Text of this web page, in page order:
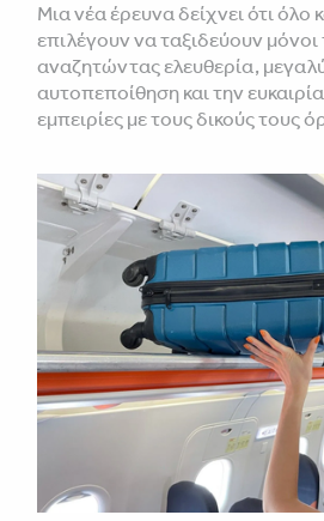
Μια νέα έρευνα δείχνει ότι όλο
επιλέγουν να ταξιδεύουν μόνοι
αναζητώντας ελευθερία,
αυτοπεποίθηση και την
εμπειρίες με τους δικούς τους